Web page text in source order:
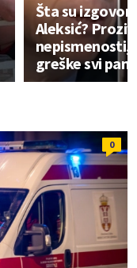
Šta su
Aleksić?
nepismenosti,
greške svi
0